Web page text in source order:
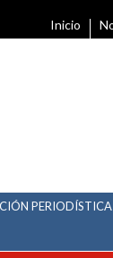
Inicio
PERIODÍSTICA